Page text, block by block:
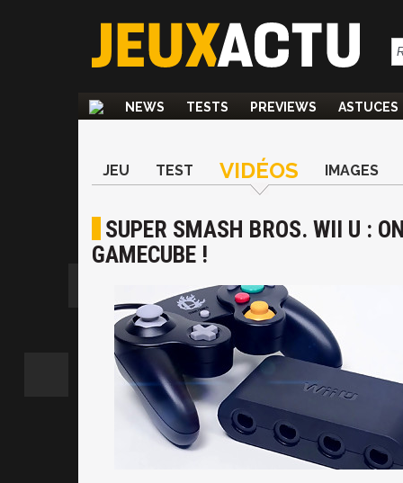
NEWS TESTS PREVIEWS ASTUCES
JEU TEST VIDÉOS IMAGES
SUPER SMASH BROS. WII U :
GAMECUBE !